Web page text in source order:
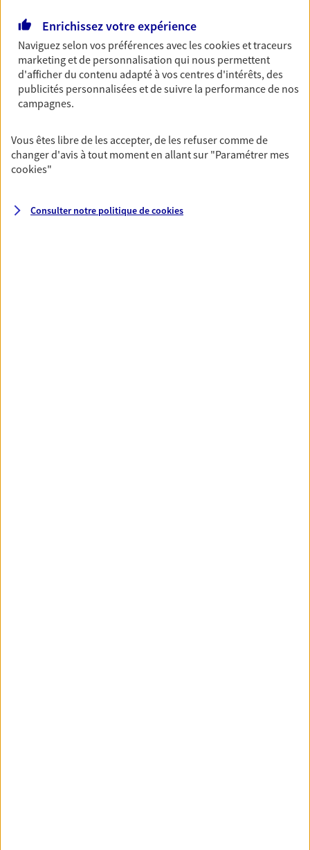
notre solution PER (Plan Epargne Retraite)
spécialement conçue pour la retraite.
Santé
Couvrez vos dépenses de santé ainsi que celles de
votre famille avec la complémentaire santé qui
Prévoyance
contrat prévoyance. Préservez vos proches en cas
d'accident ou de maladie en optant pour les
Enrichissez votre expérience
Naviguez selon vos préférences avec lescookies et traceurs
marketing et de personnalisation qui nous permettent
d'afficher du contenu adapté à vos centres d'intérêts, des
publicités personnalisées et de suivre la performance de nos
campagnes.
Vous êtes libre de les accepter, de les refuser comme de
changer d'avis à tout moment en allant sur "Paramétrer mes
cookies"
Consulter notre politique decookies